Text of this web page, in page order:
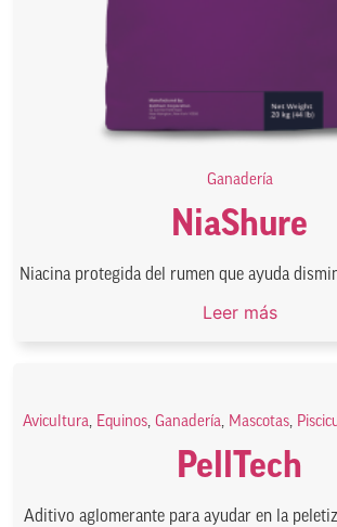
Ganadería
NiaShure
Niacina protegida del rumen que ayuda
Leer más
Avicultura, Equinos, Ganadería, Mascotas,
PellTech
Aditivo aglomerante para ayudar en la